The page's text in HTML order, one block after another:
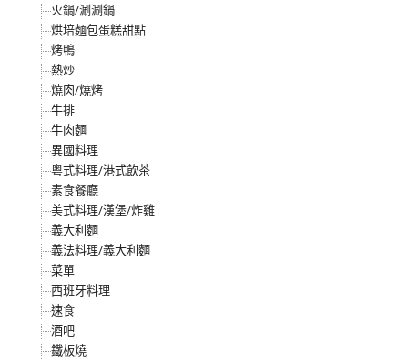
火鍋/涮涮鍋
烘培麵包蛋糕甜點
烤鴨
熱炒
燒肉/燒烤
牛排
牛肉麵
異國料理
粵式料理/港式飲茶
素食餐廳
美式料理/漢堡/炸雞
義大利麵
義法料理/義大利麵
菜單
西班牙料理
速食
酒吧
鐵板燒